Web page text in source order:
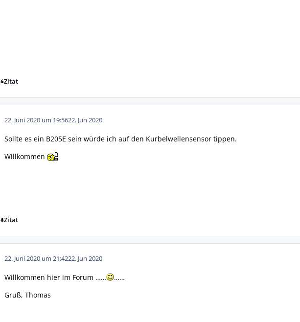
Zitat
22. Juni 2020 um 19:5622. Jun 2020
Sollte es ein B205E sein würde ich auf den Kurbelwellensensor tippen.
Willkommen
Zitat
22. Juni 2020 um 21:4222. Jun 2020
Willkommen hier im Forum ……
……
Gruß, Thomas